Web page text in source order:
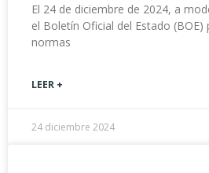
El 24 de diciembre de 2024, a
el Boletín Oficial del Estado
normas
LEER +
24 diciembre 2024